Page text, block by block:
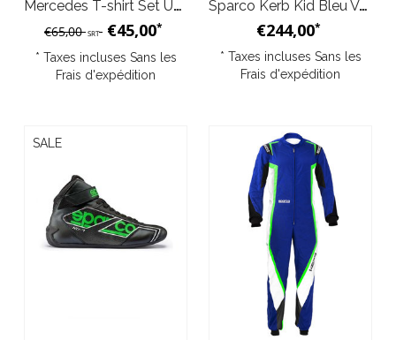
Mercedes T-shirt Set Up 2024 - Vert
€65,00SRT €45,00*
* Taxes incluses Sans les
Frais d'expédition
Sparco Kerb Kid Bleu Vert Blanc
€244,00*
* Taxes incluses Sans les
Frais d'expédition
SALE